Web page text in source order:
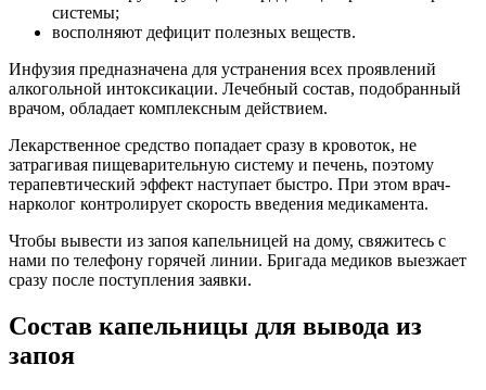
системы;
восполняют дефицит полезных веществ.
Инфузия предназначена для устранения всех проявлений
алкогольной интоксикации. Лечебный состав, подобранный
врачом, обладает комплексным действием.
Лекарственное средство попадает сразу в кровоток, не
затрагивая пищеварительную систему и печень, поэтому
терапевтический эффект наступает быстро. При этом врач-
нарколог контролирует скорость введения медикамента.
Чтобы вывести из запоя капельницей на дому, свяжитесь с
нами по телефону горячей линии. Бригада медиков выезжает
сразу после поступления заявки.
Состав капельницы для вывода из
запоя